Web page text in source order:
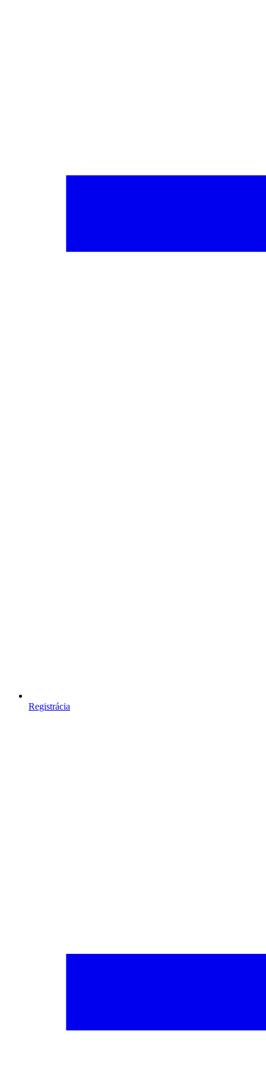
Registrácia